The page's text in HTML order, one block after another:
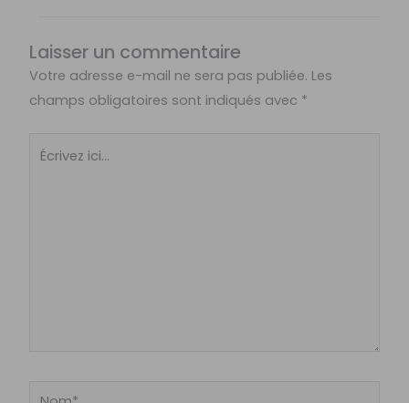
Laisser un commentaire
Votre adresse e-mail ne sera pas publiée. Les
champs obligatoires sont indiqués avec *
Écrivez
Nom*